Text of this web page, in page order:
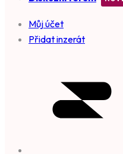
Můj účet
Přidat inzerát